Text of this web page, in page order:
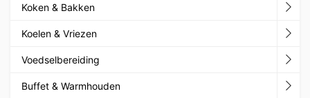
Koken & Bakken
Koelen & Vriezen
Voedselbereiding
Buffet & Warmhouden